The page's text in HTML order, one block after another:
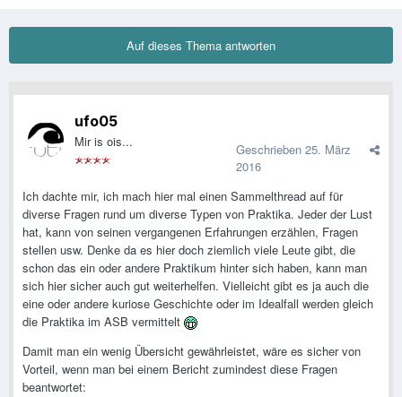
Auf dieses Thema antworten
ufo05
Mir is ois... Geschrieben 25. März
2016
Ich dachte mir, ich mach hier mal einen Sammelthread auf für
diverse Fragen rund um diverse Typen von Praktika. Jeder der Lust
hat, kann von seinen vergangenen Erfahrungen erzählen, Fragen
stellen usw. Denke da es hier doch ziemlich viele Leute gibt, die
schon das ein oder andere Praktikum hinter sich haben, kann man
sich hier sicher auch gut weiterhelfen. Vielleicht gibt es ja auch die
eine oder andere kuriose Geschichte oder im Idealfall werden gleich
die Praktika im ASB vermittelt
Damit man ein wenig Übersicht gewährleistet, wäre es sicher von
Vorteil, wenn man bei einem Bericht zumindest diese Fragen
beantwortet: